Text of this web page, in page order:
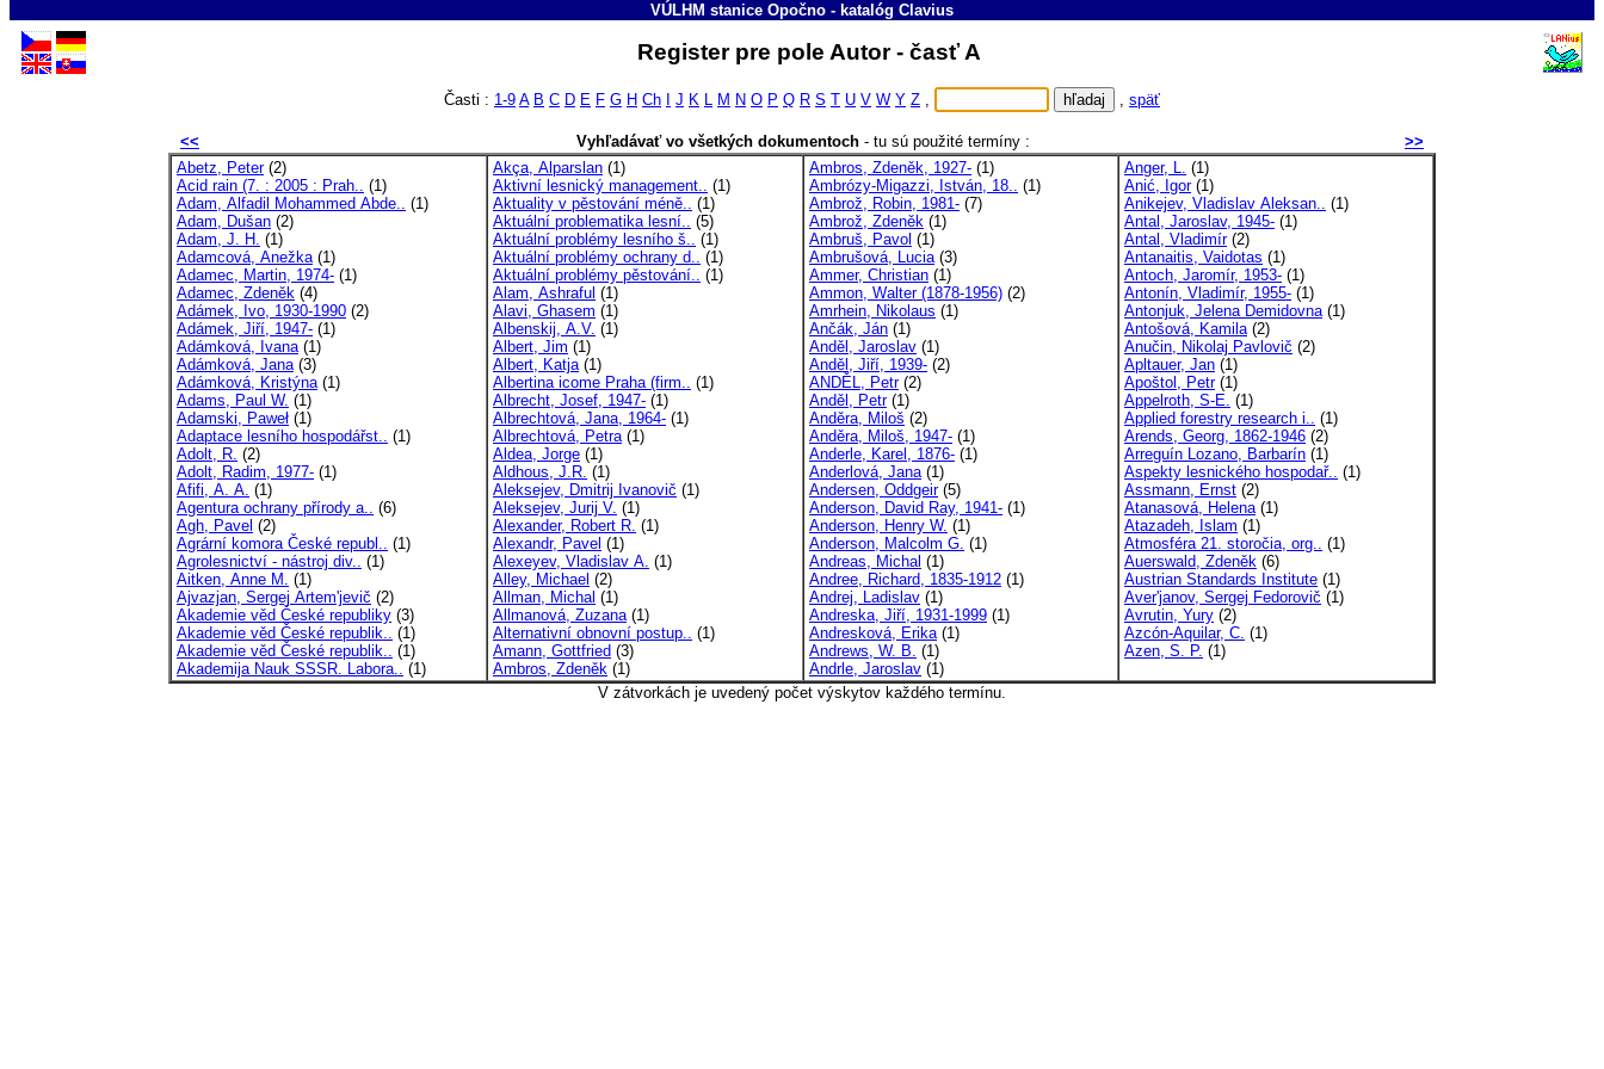
VÚLHM stanice Opočno - katalóg Clavius
Register pre pole Autor - časť A
Časti : 1-9 A B C D E F G H Ch J K L M N O P Q R S T U V W Y Z , , späť
<< Vyhľadávať vo všetkých dokumentoch- tu sú použité termíny :
>>
Abetz, Peter(2)
Acid rain (7. : 2005 : Prah.. (1)
Adam, Alfadil Mohammed Abde.. (1)
Adam, Dušan (2)
Adam, J. H. (1)
Adamcová, Anežka(1)
Adamec, Martin, 1974- (1)
Adamec, Zdeněk (4)
Adámek, Ivo, 1930-1990 (2)
Adámek, Jiří, 1947- (1)
Adámková, Ivana(1)
Adámková, Jana(3)
Adámková, Kristýna(1)
Adams, Paul W. (1)
Adamski, Paweł (1)
Adaptace lesního hospodářst.. (1)
Adolt, R. (2)
Adolt, Radim, 1977- (1)
Afifi, A. A. (1)
Agentura ochrany přírody a.. (6)
Agh, Pavel (2)
Agrární komora České republ.. (1)
Agrolesnictví - nástroj div.. (1)
Aitken, Anne M. (1)
Ajvazjan, Sergej Artem'jevič (2)
Akademie věd České republiky (3)
Akademie věd České republik.. (1)
Akademie věd České republik.. (1)
Akademija Nauk SSSR. Labora.. (1)
Akça, Alparslan (1)
Aktivní lesnický management.. (1)
Aktuality v pěstování méně.. (1)
Aktuální problematika lesní.. (5)
Aktuální problémy lesního š.. (1)
Aktuální problémy ochrany d.. (1)
Aktuální problémy pěstování.. (1)
Alam, Ashraful (1)
Alavi, Ghasem (1)
Albenskij, A.V. (1)
Albert, Jim (1)
Albert, Katja(1)
Albertina icome Praha (firm.. (1)
Albrecht, Josef, 1947- (1)
Albrechtová, Jana, 1964- (1)
Albrechtová, Petra(1)
Aldea, Jorge (1)
Aldhous, J.R. (1)
Aleksejev, Dmitrij Ivanovič (1)
Aleksejev, Jurij V. (1)
Alexander, Robert R. (1)
Alexandr, Pavel (1)
Alexeyev, Vladislav A. (1)
Alley, Michael (2)
Allman, Michal (1)
Allmanová, Zuzana(1)
Alternativní obnovní postup.. (1)
Amann, Gottfried (3)
Ambros, Zdeněk (1)
Ambros, Zdeněk, 1927- (1)
Ambrózy-Migazzi, István, 18.. (1)
Ambrož, Robin, 1981- (7)
Ambrož, Zdeněk (1)
Ambruš, Pavol (1)
Ambrušová, Lucia(3)
Ammer, Christian (1)
Ammon, Walter (1878-1956) (2)
Amrhein, Nikolaus (1)
Ančák, Ján (1)
Anděl, Jaroslav (1)
Anděl, Jiří, 1939- (2)
ANDĚL, Petr(2)
Anděl, Petr(1)
Anděra, Miloš (2)
Anděra, Miloš, 1947- (1)
Anderle, Karel, 1876- (1)
Anderlová, Jana(1)
Andersen, Oddgeir(5)
Anderson, David Ray, 1941- (1)
Anderson, Henry W. (1)
Anderson, Malcolm G. (1)
Andreas, Michal (1)
Andree, Richard, 1835-1912 (1)
Andrej, Ladislav (1)
Andreska, Jiří, 1931-1999 (1)
Andresková, Erika(1)
Andrews, W. B. (1)
Andrle, Jaroslav (1)
Anger, L. (1)
Anić, Igor(1)
Anikejev, Vladislav Aleksan.. (1)
Antal, Jaroslav, 1945- (1)
Antal, Vladimír(2)
Antanaitis, Vaidotas (1)
Antoch, Jaromír, 1953- (1)
Antonín, Vladimír, 1955- (1)
Antonjuk, Jelena Demidovna(1)
Antošová, Kamila(2)
Anučin, Nikolaj Pavlovič (2)
Apltauer, Jan (1)
Apoštol, Petr(1)
Appelroth, S-E. (1)
Applied forestry research i.. (1)
Arends, Georg, 1862-1946 (2)
Arreguín Lozano, Barbarín (1)
Aspekty lesnického hospodař.. (1)
Assmann, Ernst (2)
Atanasová, Helena(1)
Atazadeh, Islam (1)
Atmosféra 21. storočia, org.. (1)
Auerswald, Zdeněk (6)
Austrian Standards Institute (1)
Aver'janov, Sergej Fedorovič (1)
Avrutin, Yury (2)
Azcón-Aquilar, C. (1)
Azen, S. P. (1)
V zátvorkách je uvedený počet výskytov každého termínu.